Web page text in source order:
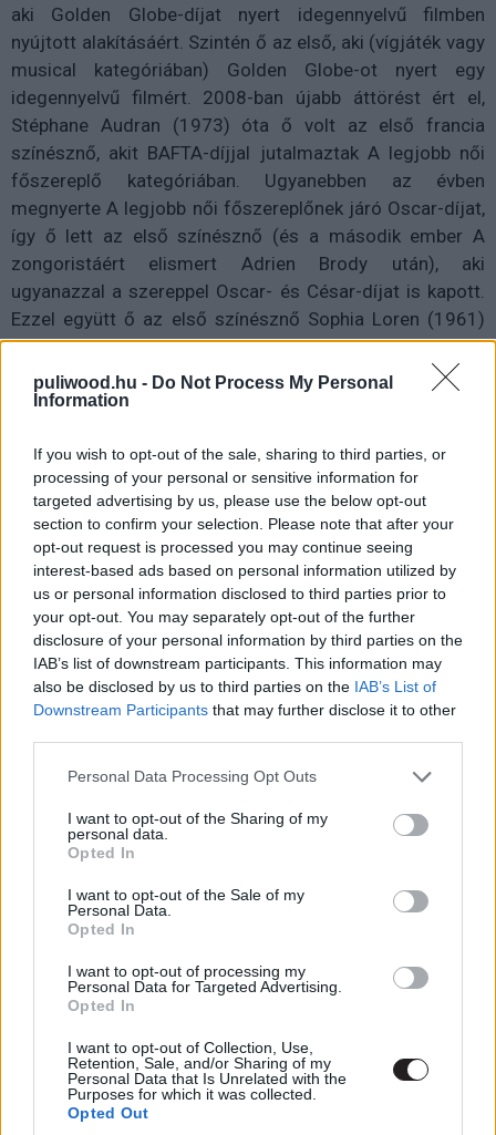
puliwood.hu - Do Not Process My Personal
Information
If you wish to opt-out of the sale, sharing to third parties, or
processing of your personal or sensitive information for
targeted advertising by us, please use the below opt-out
section to confirm your selection. Please note that after your
opt-out request is processed you may continue seeing
interest-based ads based on personal information utilized by
us or personal information disclosed to third parties prior to
your opt-out. You may separately opt-out of the further
disclosure of your personal information by third parties on the
IAB’s list of downstream participants. This information may
also be disclosed by us to third parties on the IAB’s List of
Downstream Participants that may further disclose it to other
Please note that this website/app uses one or more Google
not limited to your visit or usage behaviour. You may click to
grant or deny consent to Google and its third-party tags to
use your data for below specified purposes in below Google
consent section.
Personal Data Processing Opt Outs
I want to opt-out of the Sharing of my
personal data.
Opted In
I want to opt-out of the Sale of my
Personal Data.
Opted In
I want to opt-out of processing my
Personal Data for Targeted Advertising.
Opted In
I want to opt-out of Collection, Use,
Retention, Sale, and/or Sharing of my
Personal Data that Is Unrelated with the
Purposes for which it was collected.
Opted Out
aki Golden Globe-díjat nyert idegennyelvű filmben
nyújtott alakításáért. Szintén ő az első, aki (vígjáték vagy
musical kategóriában) Golden Globe-ot nyert egy
idegennyelvű filmért. 2008-ban újabb áttörést ért el,
Stéphane Audran (1973) óta ő volt az első francia
színésznő, akit BAFTA-díjjal jutalmaztak A legjobb női
főszereplő kategóriában. Ugyanebben az évben
megnyerte A legjobb női főszereplőnek járó Oscar-díjat,
így ő lett az első színésznő (és a második ember A
zongoristáért elismert Adrien Brody után), aki
ugyanazzal a szereppel Oscar- és César-díjat is kapott.
Ezzel együtt ő az első színésznő Sophia Loren (1961)
óta, aki nem angol nyelvű szerepért kapta az Oscar-díját
ebben a kategóriában. A Piaf című film főszerepével
összesen 27 díjat nyert.
Szép szavak
Cate Blanchett így írt róla és a Rozsda és csontban látott
alakításáról: "egyszerűen megdöbbentő, Marion olyan
karaktert kreált, aki egyszerre előkelő és őszinte, gond
ismerhetnénk meg."
Videóklip
Nem csak A sötét lovag - Felemelkedésben tűnt fel Gary
vitatott videóklipjében is láthattuk őket, ami a
című dalhoz készült.
Amikor nem színészkedik